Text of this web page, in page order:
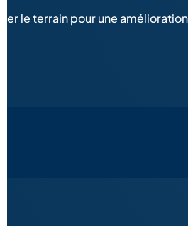
le terrain pour une